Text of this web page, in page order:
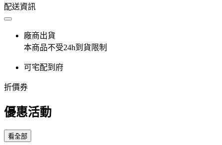
配送資訊
廠商出貨
本商品不受24h到貨限制
可宅配到府
折價券
優惠活動
看全部